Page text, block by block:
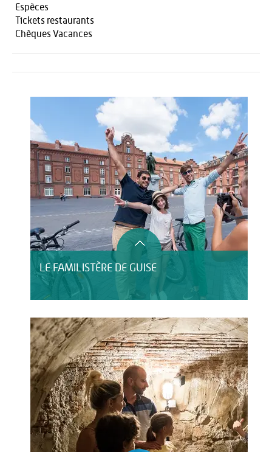
Espèces
Tickets restaurants
Chèques Vacances
LE FAMILISTÈRE DE GUISE